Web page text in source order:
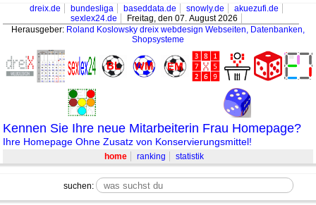
dreix.de bundesliga baseddata.de snowly.de
akuezufi.de
sexlex24.de
Freitag, den 07. August 2026
Herausgeber: Roland Koslowsky dreix webdesign Webseiten, Datenbanken,
Shopsysteme
Kennen Sie Ihre neue Mitarbeiterin Frau Homepage?
Ihre Homepage Ohne Zusatz von Konservierungsmittel!
home ranking statistik
suchen: